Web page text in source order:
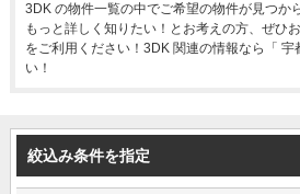
3DK の物件一覧の中でご希望の物件が見つか
もっと詳しく知りたい！とお考えの方、ぜひ
をご利用ください！3DK 関連の情報なら「 宇
い！
絞込み条件を指定